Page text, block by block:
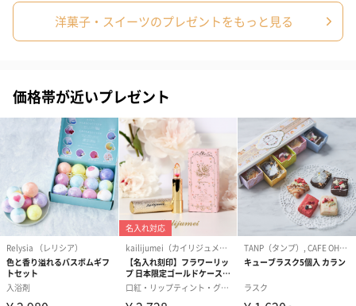
洋菓子・スイーツのプレゼントをもっと見る
価格帯が近いプレゼント